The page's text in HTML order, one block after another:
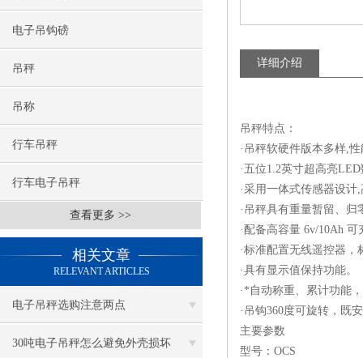
电子吊钩磅
吊秤
吊称
行车吊秤
行车电子吊秤
查看更多 >>
相关文章
RELEVANT ARTICLES
电子吊秤选购注意两点
30吨电子吊秤怎么避免外壳损坏
详细介绍
吊秤特点：
·吊秤软硬件版本多样,
·五位1.2英寸超高亮
·采用一体式传感器设
·吊秤具有重量暂留、
·配备高容量 6v/10Ah
·标准配置无线遥控器
·具有显示值保持功能
·*自动称重、累计功能
·吊钩360度可旋转，既
主要参数
型号：OCS